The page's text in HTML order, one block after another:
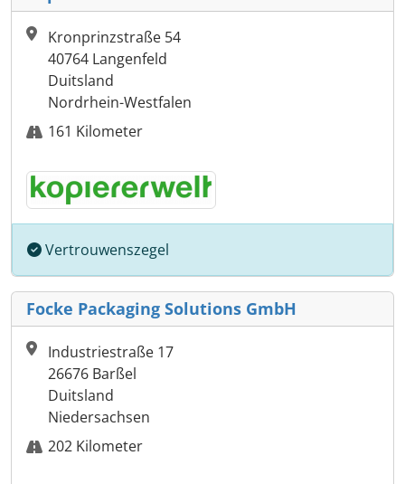
Kronprinzstraße 54
40764 Langenfeld
Duitsland
Nordrhein-Westfalen
161 Kilometer
Vertrouwenszegel
Focke Packaging Solutions GmbH
Industriestraße 17
26676 Barßel
Duitsland
Niedersachsen
202 Kilometer